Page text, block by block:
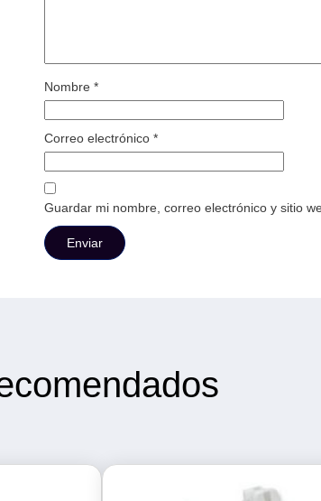
Nombre *
Correo electrónico *
Guardar mi nombre, correo electrónico y sitio